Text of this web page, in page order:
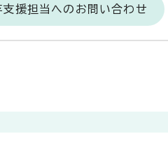
援担当へのお問い合わせ